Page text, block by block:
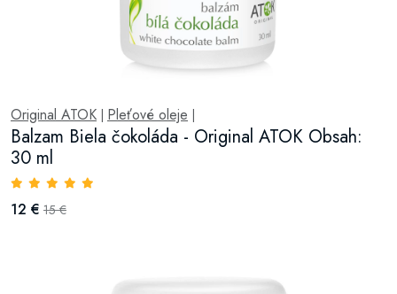
Original ATOK | Pleťové oleje |
Balzam Biela čokoláda - Original ATOK Obsah:
30 ml
12 € 15 €